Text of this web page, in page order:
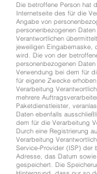
Die betroffene Person hat
Internetseite des für die
Angabe von
personenbezogenen
Verantwortlichen
jeweiligen Eingabemaske,
wird. Die von der
personenbezogenen
Verwendung bei dem für
für eigene Zwecke
Verarbeitung
mehrere
Paketdienstleister,
Daten ebenfalls
dem für die Verarbeitung
Durch eine Registrierung
Verarbeitung
Service-Provider (ISP) der
Adresse, das Datum
gespeichert. Die